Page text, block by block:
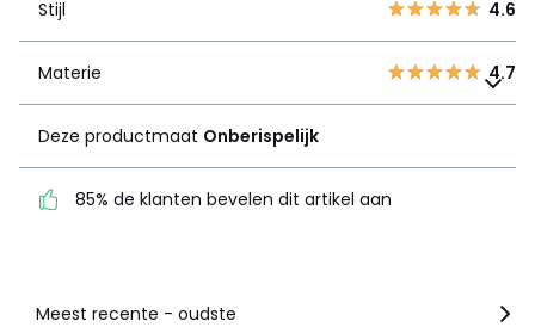
1
Deze productmaat
dit artikel aan
Stijl 4.6
Materie 4.7
Deze productmaat Onberispelijk
85% de klanten bevelen dit artikel aan
Meest recente - oudste